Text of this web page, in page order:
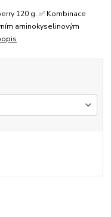
120 g. ✅ Kombinace
aminokyselinovým